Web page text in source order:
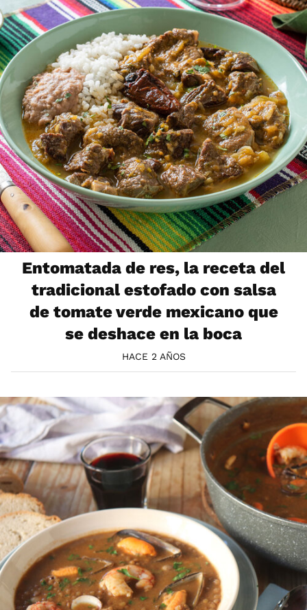
Entomatada de res, la receta del
tradicional estofado con salsa
de tomate verde mexicano que
se deshace en la boca
HACE 2 AÑOS